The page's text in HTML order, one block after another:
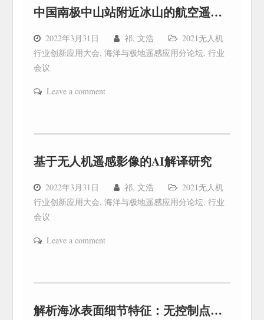
中国南极中山站附近冰山的航空遥感调查
2022年3月31日 祁, 文浩
2021无人机
行业创新应用大会,海洋与极地遥感应用分论坛,行业
会议
Leave a comment
基于无人机遥感影像的AI解译研究
2022年3月31日 祁, 文浩
2021无人机
行业创新应用大会,海洋与极地遥感应用分论坛,行业
会议
Leave a comment
解析海冰表面细节特征：无控制点无人机航测的精度评价